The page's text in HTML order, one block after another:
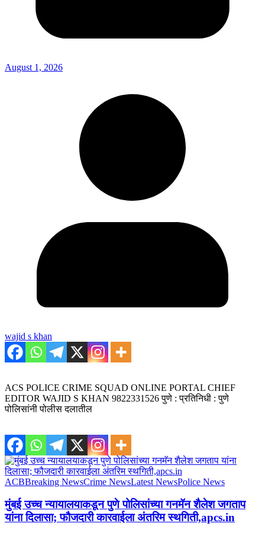
August 1, 2026
wajid s khan
ACS POLICE CRIME SQUAD ONLINE PORTAL CHIEF
EDITOR WAJID S KHAN 9822331526 पुणे : प्रतिनिधी : पुणे
पोलिसांनी पोलीस दलातील
ACBBreaking NewsCrime NewsLatest NewsPolice News
मुंबई उच्च न्यायालयाकडून पुणे पोलिसांच्या गनमॅन शैलेश जगताप
यांना दिलासा; फौजदारी कारवाईला अंतरिम स्थगिती,apcs.in